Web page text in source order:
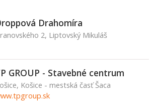
Drahomíra
2, Liptovský Mikuláš
GROUP - Stavebné centrum
Košice - mestská časť Šaca